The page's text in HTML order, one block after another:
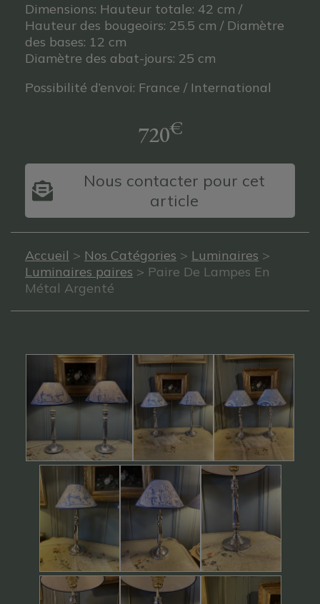
Dimensions: Hauteur totale: 42 cm /
Hauteur des bougeoirs: 25.5 cm / Diamètre
des bases: 12 cm
Diamètre des abat-jours: 25 cm
Possibilité d’envoi: France / International
720€
Nous contacter pour cet
article
Accueil > Nos Catégories > Luminaires >
Luminaires paires > Paire De Lampes En
Métal Argenté